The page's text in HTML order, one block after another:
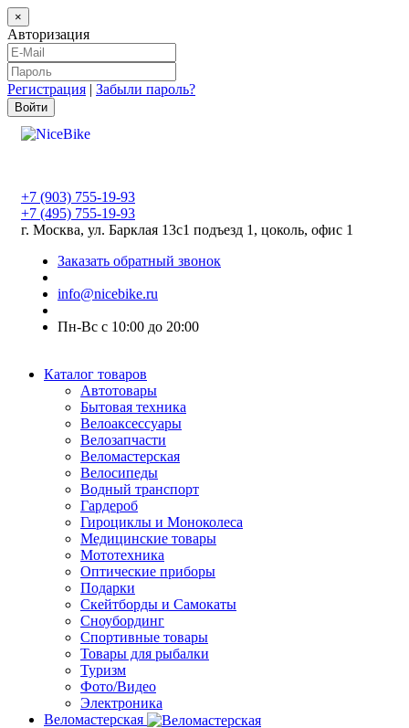
×
Авторизация
Регистрация | Забыли пароль?
+7 (903) 755-19-93
+7 (495) 755-19-93
г. Москва, ул. Барклая 13с1 подъезд 1, цоколь, офис 1
Заказать обратный звонок
info@nicebike.ru
Пн-Вс с 10:00 до 20:00
Каталог товаров
Автотовары
Бытовая техника
Велоаксессуары
Велозапчасти
Веломастерская
Велосипеды
Водный транспорт
Гардероб
Гироциклы и Моноколеса
Медицинские товары
Мототехника
Оптические приборы
Подарки
Скейтборды и Самокаты
Сноубординг
Спортивные товары
Товары для рыбалки
Туризм
Фото/Видео
Электроника
Веломастерская